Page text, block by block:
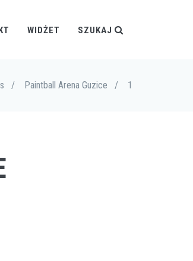
WIDŻET SZUKAJ
/ Paintball Arena Guzice / 1